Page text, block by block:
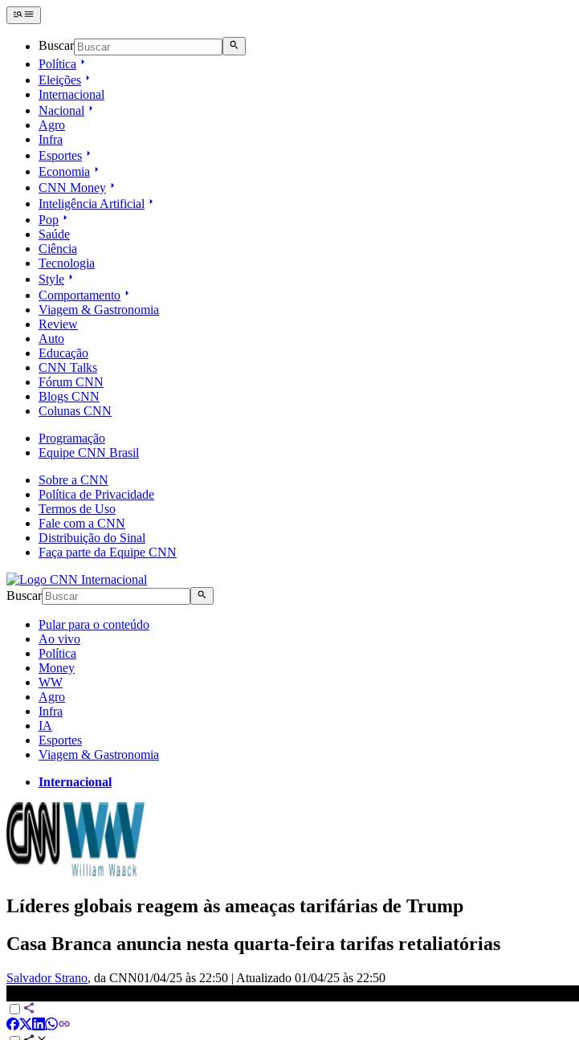
Buscar
Política
Eleições
Internacional
Nacional
Agro
Infra
Esportes
Economia
CNN Money
Inteligência Artificial
Pop
Saúde
Ciência
Tecnologia
Style
Comportamento
Viagem & Gastronomia
Review
Auto
Educação
CNN Talks
Fórum CNN
Blogs CNN
Colunas CNN
Programação
Equipe CNN Brasil
Sobre a CNN
Política de Privacidade
Termos de Uso
Fale com a CNN
Distribuição do Sinal
Faça parte da Equipe CNN
Buscar
Pular para o conteúdo
Ao vivo
Política
Money
WW
Agro
Infra
IA
Esportes
Viagem & Gastronomia
Internacional
Líderes globais reagem às ameaças tarifárias de Trump
Casa Branca anuncia nesta quarta-feira tarifas retaliatórias
Salvador Strano, da CNN01/04/25 às 22:50 | Atualizado 01/04/25 às 22:50